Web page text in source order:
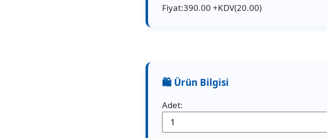
Fiyat:390.00 +KDV(20.00)
Adet: